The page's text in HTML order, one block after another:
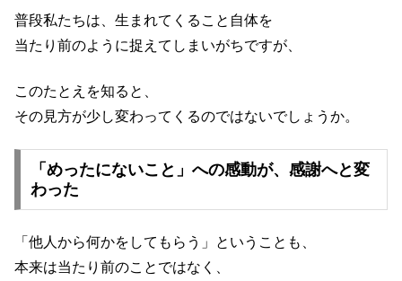
普段私たちは、生まれてくること自体を
当たり前のように捉えてしまいがちですが、
このたとえを知ると、
その見方が少し変わってくるのではないでしょうか。
「めったにないこと」への感動が、感謝へと変
わった
「他人から何かをしてもらう」ということも、
本来は当たり前のことではなく、